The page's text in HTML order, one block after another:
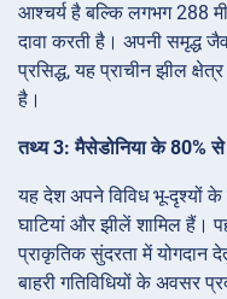
आश्चर्य है बल्कि लगभग 288
दावा करती है। अपनी समृद्ध
प्रसिद्ध, यह प्राचीन झील
है।
तथ्य 3: मैसेडोनिया के 80% से
यह देश अपने विविध भू-दृश्यों के
घाटियां और झीलें शामिल हैं।
प्राकृतिक सुंदरता में योगदान
बाहरी गतिविधियों के अवसर